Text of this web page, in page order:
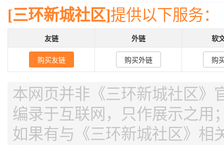
[三环新城社区]提供以下服务：
友链 外链 软
购买友链 购买外链 购
本网页并非《三环新城社区》
编录于互联网，只作展示之用
如果有与《三环新城社区》相